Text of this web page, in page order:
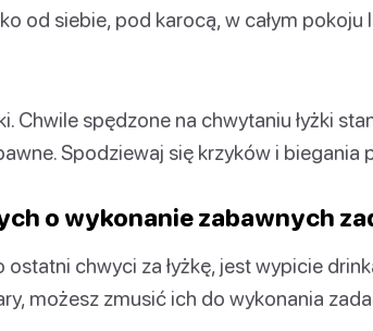
od siebie, pod karocą, w całym
Chwile spędzone na chwytaniu łyżki
Spodziewaj się krzyków i biegania
o wykonanie zabawnych
chwyci za łyżkę, jest wypicie
możesz zmusić ich do wykonania